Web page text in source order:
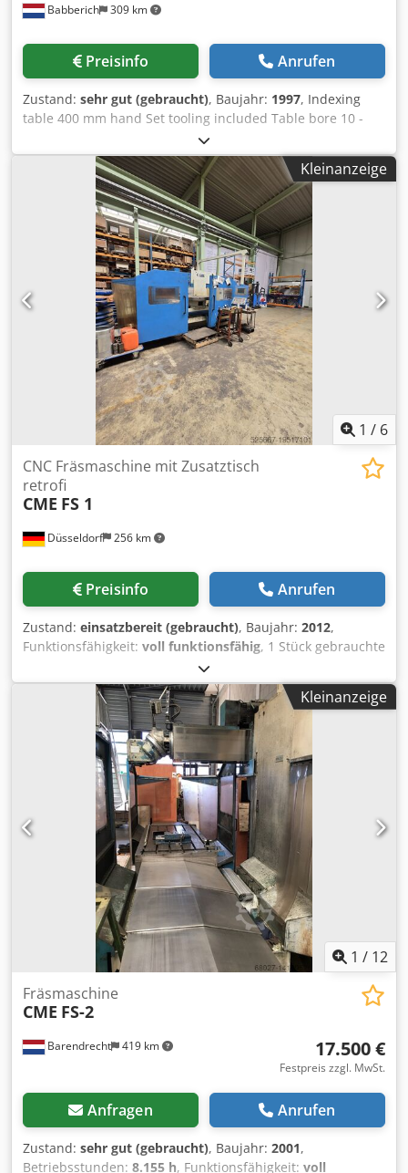
Babberich 309 km
Preisinfo Anrufen
Zustand: sehr gut (gebraucht), Baujahr: 1997, Indexing
table 400 mm hand Set tooling included Table bore 10 -
130 mm Key width from 2 - 32 mm Feed rate 0,5 - 5 M/Min;
Tischdurchmesser Ø:690 x 460mm Tischbelastung: 2000
Dodpfxoxclfzs Ahmsck Verschiebung Ram: 0 - 425mm
Länge: 1300mm Breite: 1100mm Höhe: 1400mm Gewicht:
Kleinanzeige
1 / 6
Düsseldorf 256 km
CNC Fräsmaschine mit Zusatztisch
retrofi
CME FS 1
Preisinfo Anrufen
Zustand: einsatzbereit (gebraucht), Baujahr: 2012,
Funktionsfähigkeit: voll funktionsfähig, 1 Stück gebrauchte
CNC Bettfräsmaschine mit Heidenhain Steuerung.
Zusätzlich Drehtisch Der Drehtisch hat einen Durchmesser
von 1200mm 220.000€ im Jahr 2012/2013 umgebaut mit
neuer Rexroth Drehtisch komplett Dcsdpewxxzqefx Ahmjk
als C Axle installiert worden. Schwenkkopf ist vorhanden.
Eine Menge von Werkzeugen ist auch da, 3D-Mess-Taster.
Kleinanzeige
1 / 12
Barendrecht 419 km
Fräsmaschine
CME FS-2
17.500 €
Festpreis zzgl. MwSt.
Anfragen Anrufen
Zustand: sehr gut (gebraucht), Baujahr: 2001,
Betriebsstunden: 8.155 h, Funktionsfähigkeit: voll